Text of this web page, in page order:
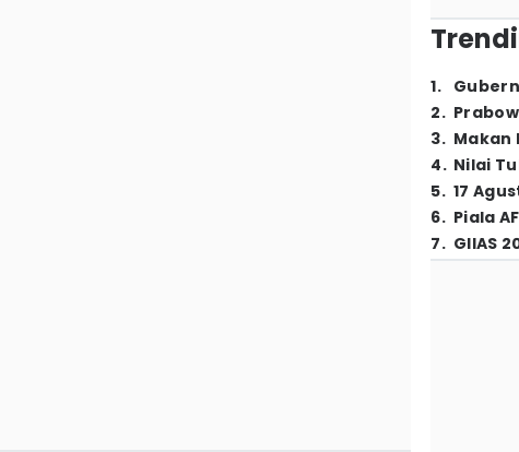
1.
2.
3. Makan
4. Nilai
5. 17
6. Piala
7. GIIAS